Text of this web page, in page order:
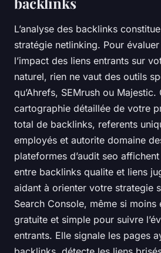
L’analyse des backlinks
stratégie netlinking. Pour
l’impact des liens entrants sur
naturel, rien ne vaut des outils
qu’Ahrefs, SEMrush ou
cartographie détaillée de votre
total de backlinks, referents
employés et autorite domaine
plateformes d’audit seo
entre backlinks qualite et liens
aidant à orienter votre strategie
Search Console, même si moins
gratuite et simple pour suivre
entrants. Elle signale les pages